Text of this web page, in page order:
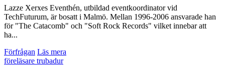
Lazze Xerxes Eventhén, utbildad eventkoordinator vid
TechFuturum, är bosatt i Malmö. Mellan 1996-2006 ansvarade han
för "The Catacomb" och "Soft Rock Records" vilket innebar att
ha...
Förfrågan Läs mera
föreläsare trubadur